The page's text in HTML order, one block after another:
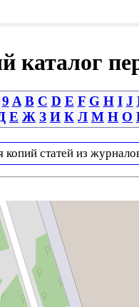
каталог
9 A B C D E F G H I J
Е Ж З И К Л М Н О
копий статей из